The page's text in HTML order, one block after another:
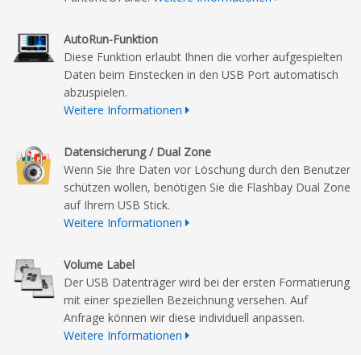
AutoRun-Funktion
Diese Funktion erlaubt Ihnen die vorher aufgespielten
Daten beim Einstecken in den USB Port automatisch
abzuspielen.
Weitere Informationen
Datensicherung / Dual Zone
Wenn Sie Ihre Daten vor Löschung durch den Benutzer
schützen wollen, benötigen Sie die Flashbay Dual Zone
auf Ihrem USB Stick.
Weitere Informationen
Volume Label
Der USB Datenträger wird bei der ersten Formatierung
mit einer speziellen Bezeichnung versehen. Auf
Anfrage können wir diese individuell anpassen.
Weitere Informationen